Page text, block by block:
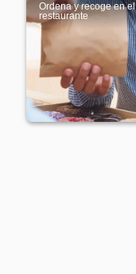
Ordena y recoge en el
restaurante